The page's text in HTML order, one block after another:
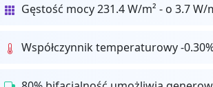
Gęstość mocy 231.4 W/m² - o 3.7
Współczynnik temperaturowy -